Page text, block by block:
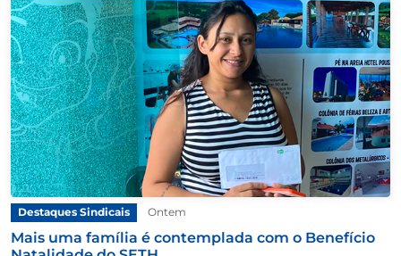
Destaques Sindicais Ontem
Mais uma família é contemplada com o Benefício